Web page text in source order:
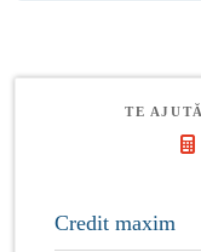
TE
Credit maxim